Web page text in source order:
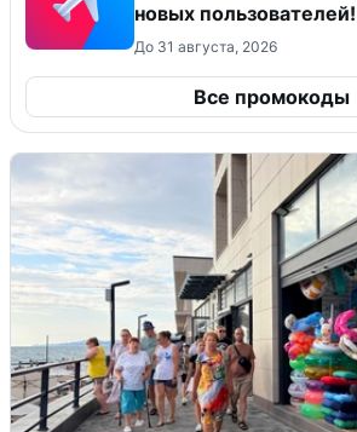
новых пользователей!
До 31 августа, 2026
Все промокоды